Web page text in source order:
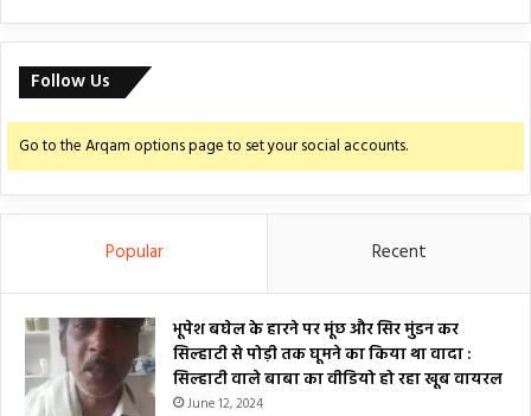
Follow Us
Go to the Arqam options page to set your social accounts.
Popular Recent
भूपेश बघेल के हारने पर मूंछ और सिर मुंडन कर
सिल्हाटी से पोड़ी तक घूमने का किया था वादा :
सिल्हाटी वाले बाबा का वीडियो हो रहा खूब वायरल
June 12, 2024